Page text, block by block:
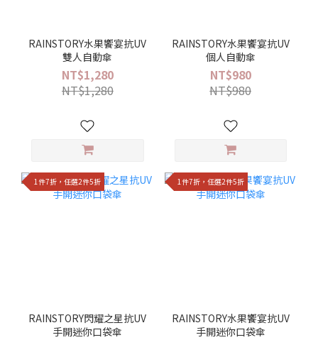
RAINSTORY水果饗宴抗UV
雙人自動傘
NT$1,280
NT$1,280
RAINSTORY水果饗宴抗UV
個人自動傘
NT$980
NT$980
1件7折，任選2件5折
RAINSTORY閃耀之星抗UV
手開迷你口袋傘
1件7折，任選2件5折
RAINSTORY水果饗宴抗UV
手開迷你口袋傘